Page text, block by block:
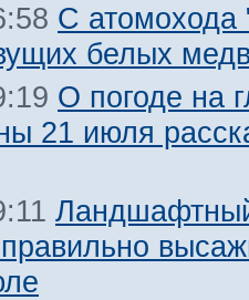
С атомохода
белых
О погоде на
21 июля